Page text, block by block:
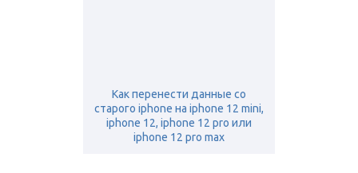
Как перенести данные со
старого iphone на iphone 12 mini,
iphone 12, iphone 12 pro или
iphone 12 pro max